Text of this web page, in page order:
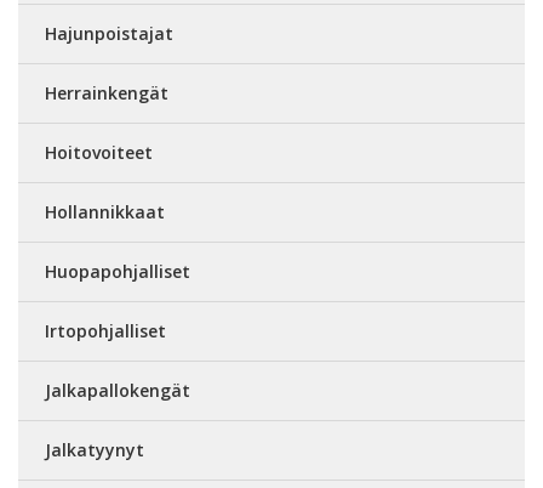
Hajunpoistajat
Herrainkengät
Hoitovoiteet
Hollannikkaat
Huopapohjalliset
Irtopohjalliset
Jalkapallokengät
Jalkatyynyt